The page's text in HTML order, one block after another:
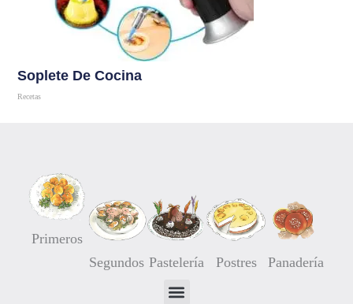
Soplete De Cocina
Recetas
Primeros
Segundos Pastelería Postres Panadería